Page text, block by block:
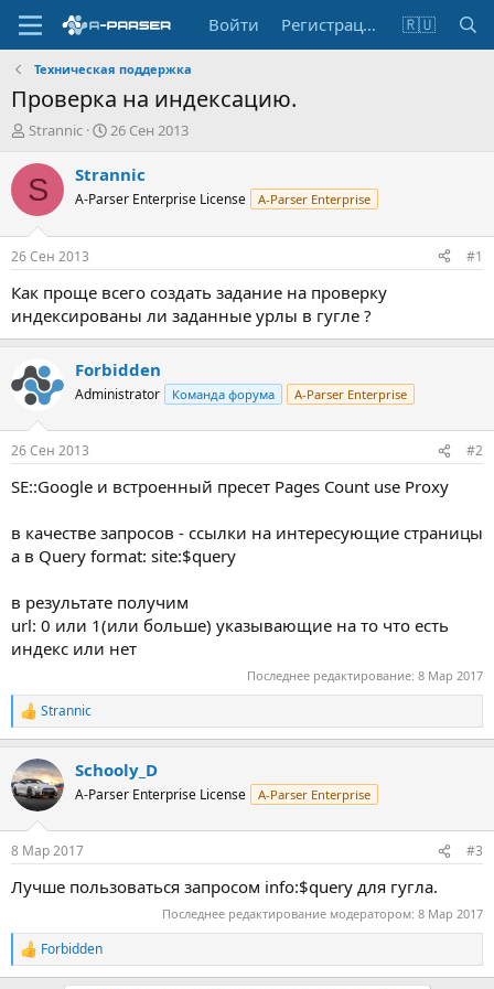
Войти Регистрация 🇷🇺
Техническая поддержка
Проверка на индексацию.
А
т
о
т
е
м
ы
Strannic
Д
т
н
а
л
26 Сен 2013
S Strannic
A-Parser Enterprise License A-Parser Enterprise
26 Сен 2013 #1
Как проще всего создать задание на проверку
индексированы ли заданные урлы в гугле ?
Forbidden
Administrator Команда форума A-Parser Enterprise
26 Сен 2013 #2
SE::Google и встроенный пресет Pages Count use Proxy
в качестве запросов - ссылки на интересующие страницы
а в Query format: site:$query
в результате получим
url: 0 или 1(или больше) указывающие на то что есть
индекс или нет
Последнее редактирование: 8 Мар 2017
Р
е
к
ц
и
Strannic
Schooly_D
A-Parser Enterprise License A-Parser Enterprise
8 Мар 2017 #3
Лучше пользоваться запросом info:$query для гугла.
Последнее редактирование модератором: 8 Мар 2017
Р
е
Forbidden